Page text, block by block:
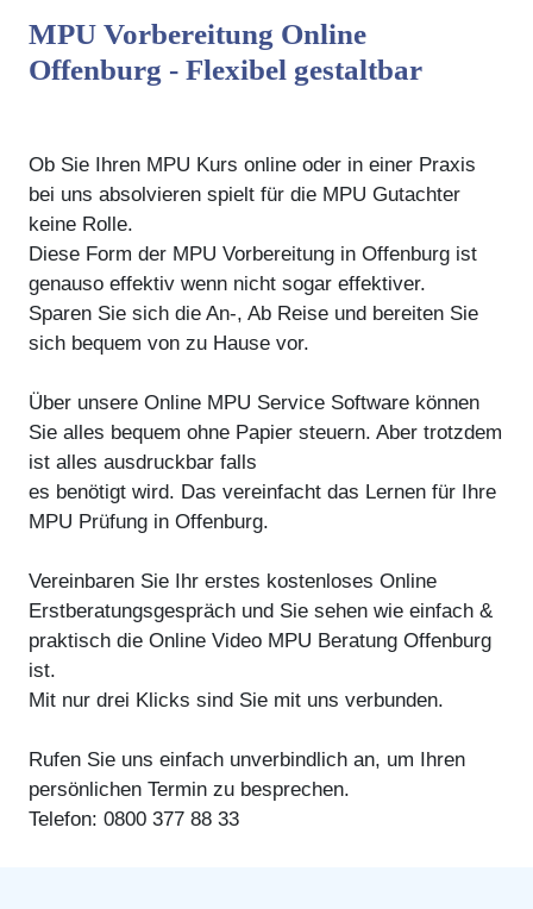
MPU Vorbereitung Online
Offenburg - Flexibel gestaltbar
Ob Sie Ihren MPU Kurs online oder in einer Praxis
bei uns absolvieren spielt für die MPU Gutachter
keine Rolle.
Diese Form der MPU Vorbereitung in Offenburg ist
genauso effektiv wenn nicht sogar effektiver.
Sparen Sie sich die An-, Ab Reise und bereiten Sie
sich bequem von zu Hause vor.
Über unsere Online MPU Service Software können
Sie alles bequem ohne Papier steuern. Aber trotzdem
ist alles ausdruckbar falls
es benötigt wird. Das vereinfacht das Lernen für Ihre
MPU Prüfung in Offenburg.
Vereinbaren Sie Ihr erstes kostenloses Online
Erstberatungsgespräch und Sie sehen wie einfach &
praktisch die Online Video MPU Beratung Offenburg
ist.
Mit nur drei Klicks sind Sie mit uns verbunden.
Rufen Sie uns einfach unverbindlich an, um Ihren
persönlichen Termin zu besprechen.
Telefon: 0800 377 88 33